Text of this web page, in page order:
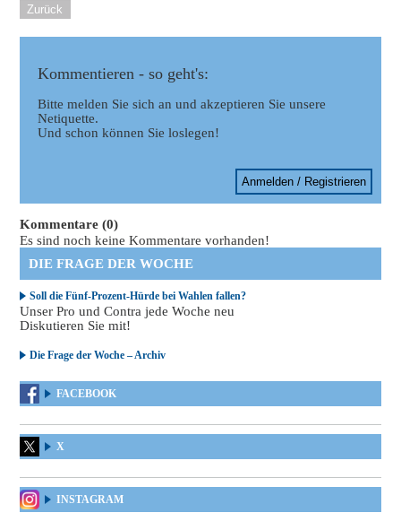
Zurück
Kommentieren - so geht's:
Bitte melden Sie sich an und akzeptieren Sie unsere
Netiquette.
Und schon können Sie loslegen!
Anmelden / Registrieren
Kommentare (0)
Es sind noch keine Kommentare vorhanden!
DIE FRAGE DER WOCHE
Soll die Fünf-Prozent-Hürde bei Wahlen fallen?
Unser Pro und Contra jede Woche neu
Diskutieren Sie mit!
Die Frage der Woche – Archiv
FACEBOOK
X
INSTAGRAM